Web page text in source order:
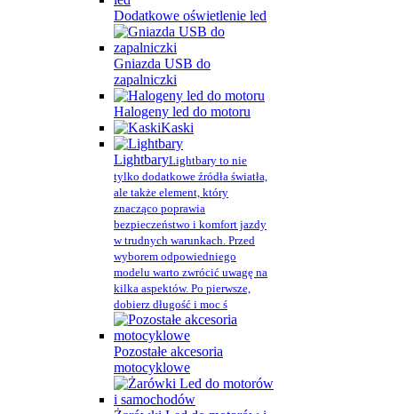
Dodatkowe oświetlenie led
Gniazda USB do
zapalniczki
Halogeny led do motoru
Kaski
LightbaryLightbary to nie
tylko dodatkowe źródła światła,
ale także element, który
znacząco poprawia
bezpieczeństwo i komfort jazdy
w trudnych warunkach. Przed
wyborem odpowiedniego
modelu warto zwrócić uwagę na
kilka aspektów. Po pierwsze,
dobierz długość i moc ś
Pozostałe akcesoria
motocyklowe